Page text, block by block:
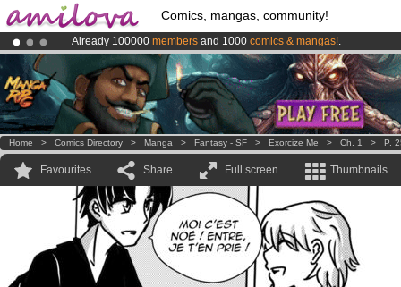
Comics, mangas, community!
Already 100000 members and 1000 comics & mangas!.
AmilovaKickstarter is now LIVE!.
Premium membership from3.95 euros per month !Get membership
Home > Comics Directory > Manga > Fantasy - SF > Exorcize Me > Ch. 1 > P.
Favourites Share Full screen Thumbnails